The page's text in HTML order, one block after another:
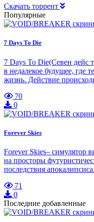
Скачать торрент
Популярные
7 Days To Die
7 Days To Die(Севен дейс
в недалекое будущее, где
жизнь. Действие
70
0
Forever Skies
Forever Skies– симулятор
на просторы
последствия
71
0
Последние добавленные